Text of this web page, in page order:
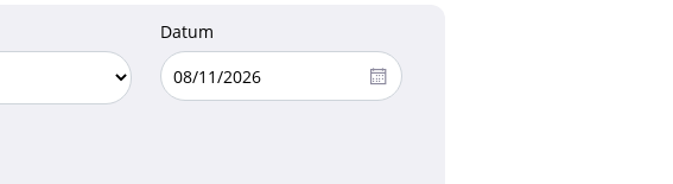
Datum